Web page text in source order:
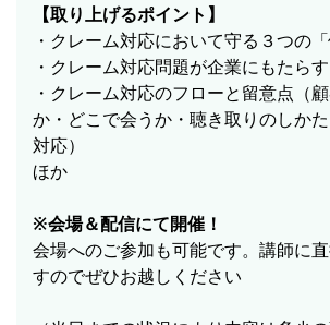
【取り上げるポイント】
・クレーム対応において守る３つの
・クレーム対応問題が企業にもたら
・クレーム対応のフローと留意点（
か・どこで会うか・聴き取りのしか
対応）
ほか
※会場＆配信にて開催！
会場へのご参加も可能です。講師に
すのでぜひお越しください